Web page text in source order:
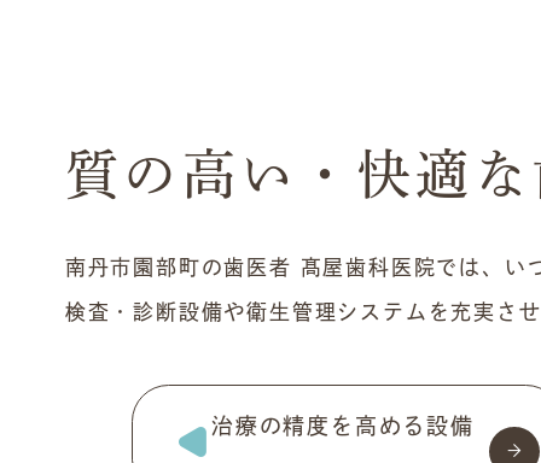
質の高い・快適
南丹市園部町の歯医者 髙屋歯科医院では、い
検査・診断設備や衛生管理システムを充実さ
治療の精度を高める設備